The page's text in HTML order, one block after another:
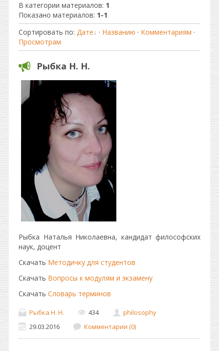
В категории материалов: 1
Показано материалов: 1-1
Сортировать по: Дате · Названию · Комментариям ·
Просмотрам
Рыбка Н. Н.
Рыбка Наталья Николаевна, кандидат философских
наук, доцент
Скачать Методичку для студентов
Скачать Вопросы к модулям и экзамену
Скачать Словарь терминов
Рыбка Н. Н. 434
philosophy
29.03.2016
Комментарии (0)